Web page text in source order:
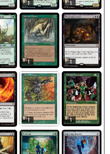
1 1
1 1
1 1